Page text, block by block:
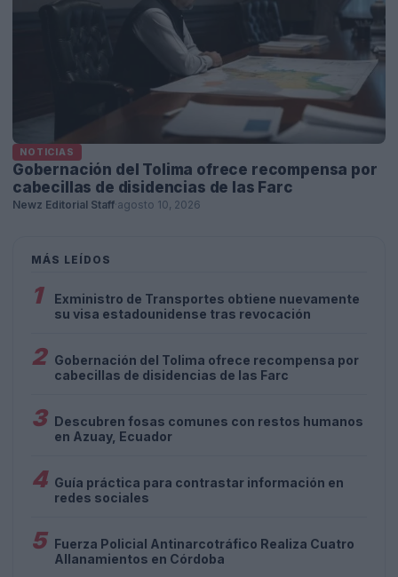
NOTICIAS
Gobernación del Tolima ofrece recompensa por
cabecillas de disidencias de las Farc
Newz Editorial Staff agosto 10, 2026
MÁS LEÍDOS
1
Exministro de Transportes obtiene nuevamente
su visa estadounidense tras revocación
2 Gobernación del Tolima ofrece recompensa por
cabecillas de disidencias de las Farc
3 Descubren fosas comunes con restos humanos
en Azuay, Ecuador
4 Guía práctica para contrastar información en
redes sociales
5 Fuerza Policial Antinarcotráfico Realiza Cuatro
Allanamientos en Córdoba